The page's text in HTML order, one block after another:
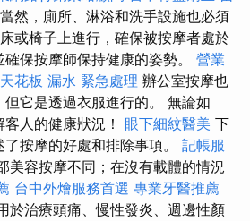
當然，廁所、淋浴和洗手設施也必須
或椅子上進行，確保被按摩者處於
保按摩師保持健康的姿勢。 營業
天花板 漏水 緊急處理 辦公室按摩也
它是透過衣服進行的。 無論如
人的健康狀況！ 眼下細紋醫美 下
按摩的好處和排除事項。 記帳服
美容按摩不同；在沒有載體的情況
台中外燴服務首選 專業牙醫推薦
於治療頭痛、慢性發炎、週邊性顏